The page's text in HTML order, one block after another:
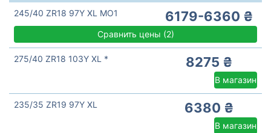
245/40 ZR18 97Y XL MO1 6179-6360 ₴
Сравнить цены (2)
275/40 ZR18 103Y XL * 8275 ₴
В магазин
235/35 ZR19 97Y XL 6380 ₴
В магазин